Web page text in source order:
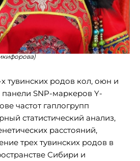
тувинских родов кол, оюн и
SNP-маркеров Y-
частот гаплогрупп
статистический анализ,
расстояний,
трех тувинских родов в
Сибири и